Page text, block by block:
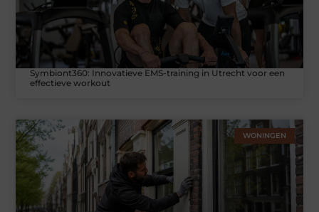
Symbiont360: Innovatieve EMS-training in Utrecht voor een
effectieve workout
WONINGEN